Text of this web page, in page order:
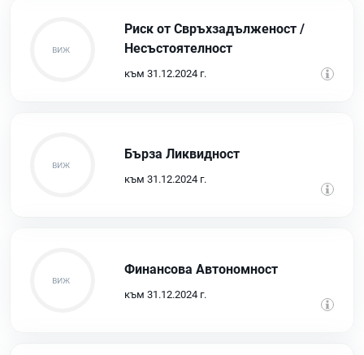
Риск от Свръхзадълженост /
Несъстоятелност
към 31.12.2024 г.
Бърза Ликвидност
към 31.12.2024 г.
Финансова Автономност
към 31.12.2024 г.